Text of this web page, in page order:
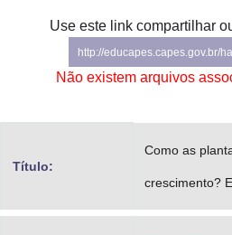
Secretaria-GeralUse este link compartilhar
http://educapes.capes.gov.br/
Não existem arquivos
Título:
Como as
crescimento?